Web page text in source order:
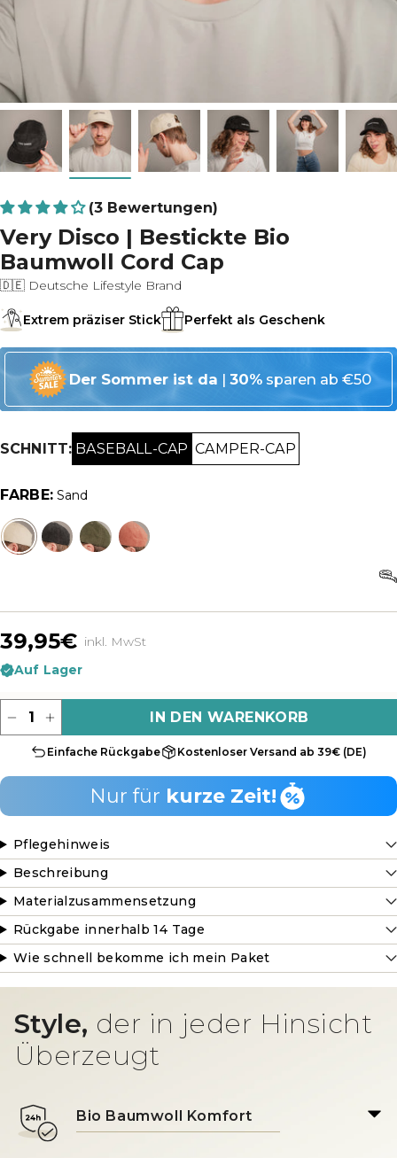
(3 Bewertungen)
Very Disco | Bestickte Bio
Baumwoll Cord Cap
🇩🇪 Deutsche Lifestyle Brand
Extrem präziser Stick Perfekt als Geschenk
Der Sommer ist da | 30%sparen ab €50
SCHNITT: BASEBALL-CAP CAMPER-CAP
FARBE: Sand
Sand Schwarz Dunkelgrün
Rosé
39,95€ inkl. MwSt
Auf Lager
IN DEN WARENKORB
Einfache Rückgabe Kostenloser Versand ab 39€ (DE)
Nur für kurze Zeit!
Pflegehinweis
Beschreibung
Materialzusammensetzung
Rückgabe innerhalb 14 Tage
Wie schnell bekomme ich mein Paket
Style, der in jeder Hinsicht
Überzeugt
Bio Baumwoll Komfort